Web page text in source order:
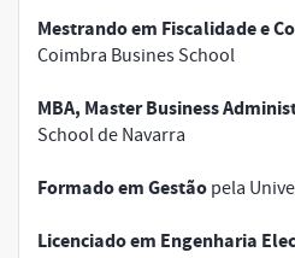
Mestrando em Fiscalidade e
Coimbra Busines School
MBA, Master Business
School de Navarra
Formado em Gestão pela
Licenciado em Engenharia